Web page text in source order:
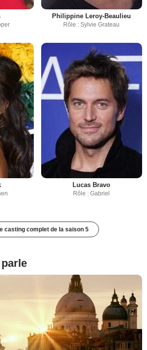
Philippine Leroy-Beaulieu
Rôle : Sylvie Grateau
Lucas Bravo
Rôle : Gabriel
casting complet de la saison 5